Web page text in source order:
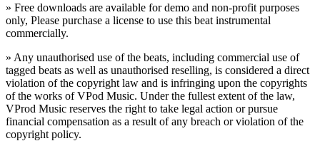
» Free downloads are available for demo and non-profit purposes
only, Please purchase a license to use this beat instrumental
commercially.
» Any unauthorised use of the beats, including commercial use of
tagged beats as well as unauthorised reselling, is considered a direct
violation of the copyright law and is infringing upon the copyrights
of the works of VPod Music. Under the fullest extent of the law,
VProd Music reserves the right to take legal action or pursue
financial compensation as a result of any breach or violation of the
copyright policy.